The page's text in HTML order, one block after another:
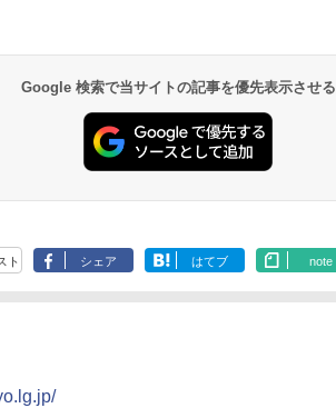
円～
19,541円～
円～
5,758円～
Google 検索で当サイトの記事を優先表示させる
ト シェア はてブ note